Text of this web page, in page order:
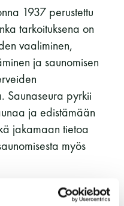
maanantai ja
keskiviikko,
lauantai on on
1937 perustettu
tarkoituksena on
vaaliminen,
ja saunomisen
Saunaseura pyrkii
ja edistämään
jakamaan tietoa
myös
Saunatalon